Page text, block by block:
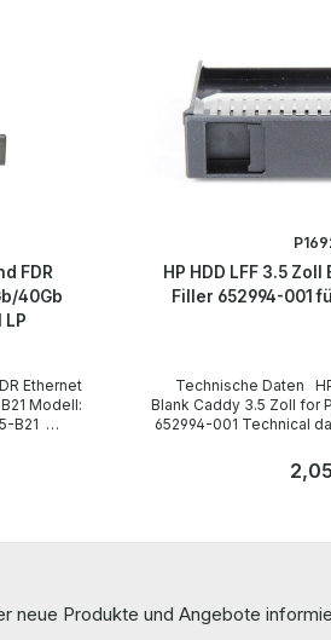
FDR
40Gb
LP
1
auf den
HP HDD LFF 3.5
Filler 652994-001
Technische Daten HP HDD Blindblende/
Blank Caddy 3.5 Zoll for
652994-001 Technical data / Technische Daten
Compatibility / Kompatibilität HP
/ Gen9 / Gen 10 Server Accessories / Zubehör
More information and
100% OK!!! Alle Teile sind gebraucht aber 100 %
neue Produkte und Angebote